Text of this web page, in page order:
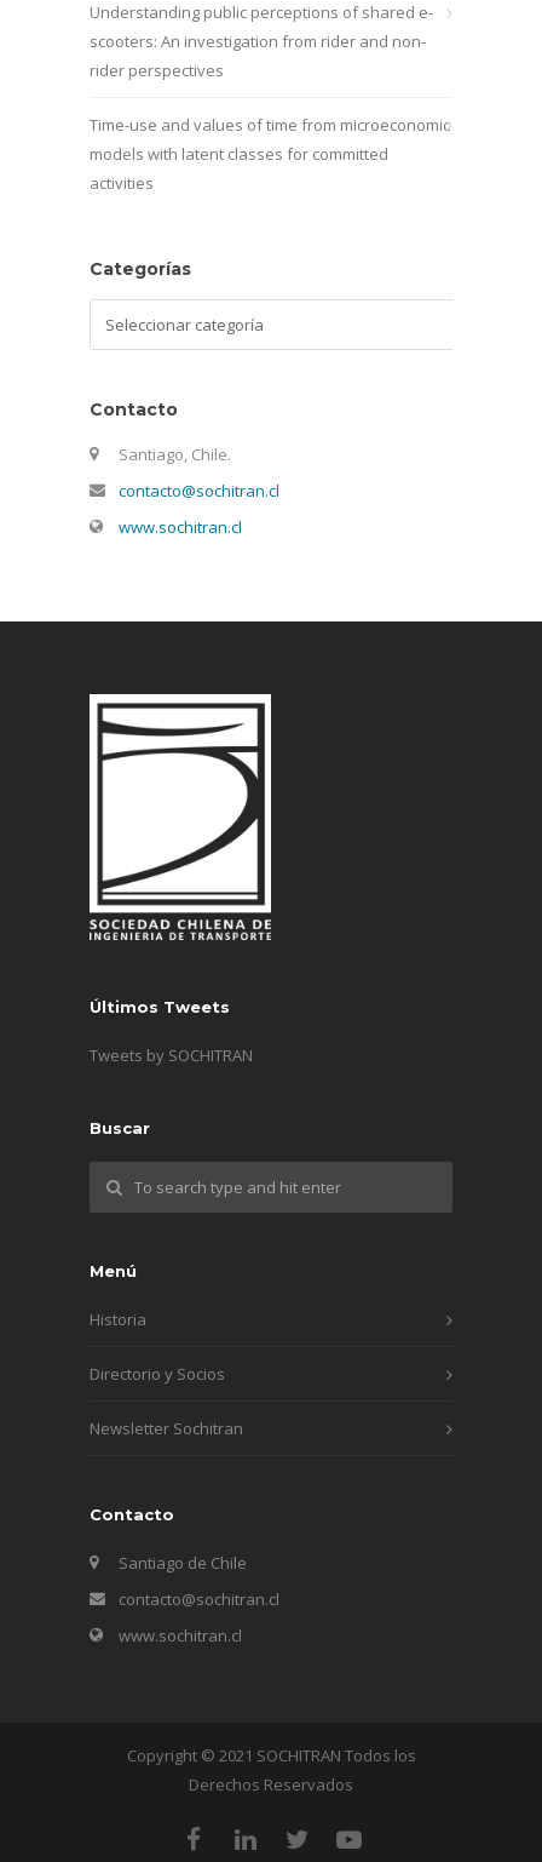
Understanding public perceptions of shared e-
scooters: An investigation from rider and non-
rider perspectives
Time-use and values of time from microeconomic
models with latent classes for committed
activities
Categorías
Contacto
Santiago, Chile.
contacto@sochitran.cl
www.sochitran.cl
Últimos Tweets
Tweets by SOCHITRAN
Buscar
Menú
Historia
Directorio y Socios
Newsletter Sochitran
Contacto
Santiago de Chile
contacto@sochitran.cl
www.sochitran.cl
Copyright © 2021 SOCHITRAN Todos los
Derechos Reservados